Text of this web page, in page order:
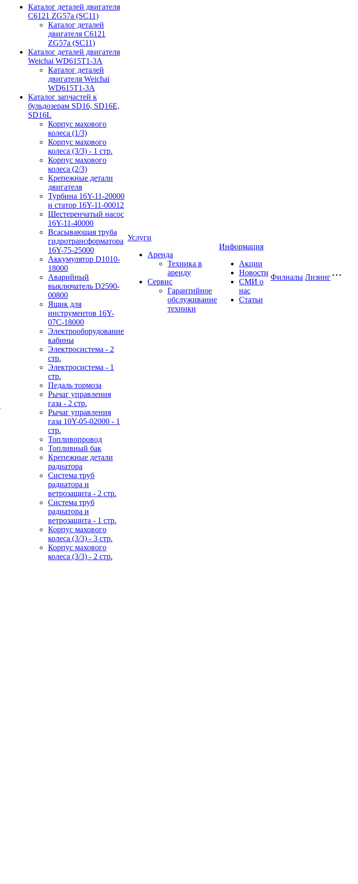
Каталог деталей двигателя
C6121 ZG57a (SC11)
Каталог деталей
двигателя C6121
ZG57a (SC11)
Каталог деталей двигателя
Weichai WD615T1-3A
Каталог деталей
двигателя Weichai
WD615T1-3A
Каталог запчастей к
бульдозерам SD16, SD16E,
SD16L
Корпус махового
колеса (1/3)
Корпус махового
колеса (3/3) - 1 стр.
Корпус махового
колеса (2/3)
Крепежные детали
двигателя
Турбина 16Y-11-20000
и статор 16Y-11-00012
Шестеренчатый насос
16Y-11-40000
Всасывающая труба
гидротрансформатора
16Y-75-25000
Аккумулятор D1010-
18000
Аварийный
выключатель D2590-
00800
Ящик для
инструментов 16Y-
07С-18000
Электрооборудование
кабины
Электросистема - 2
стр.
Электросистема - 1
стр.
Педаль тормоза
Рычаг управления
газа - 2 стр.
Рычаг управления
газа 10Y-05-02000 - 1
стр.
Топливопровод
Топливный бак
Крепежные детали
радиатора
Система труб
радиатора и
ветрозащита - 2 стр.
Система труб
радиатора и
ветрозащита - 1 стр.
Корпус махового
колеса (3/3) - 3 стр.
Корпус махового
колеса (3/3) - 2 стр.
Услуги
Аренда
Техника в
аренду
Сервис
Гарантийное
обслуживание
техники
Информация
Акции
Новости
СМИ о
нас
Статьи
Филиалы Лизинг